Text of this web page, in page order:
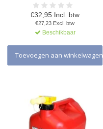
€32,95 Incl. btw
€27,23 Excl. btw
Beschikbaar
Toevoegen aan winkelwagen